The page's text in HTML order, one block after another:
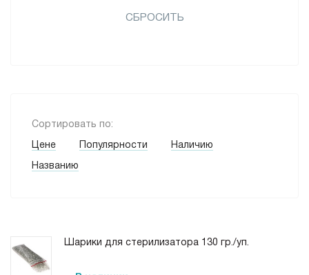
СБРОСИТЬ
Сортировать по:
Цене Популярности Наличию
Названию
Шарики для стерилизатора 130 гр./уп.